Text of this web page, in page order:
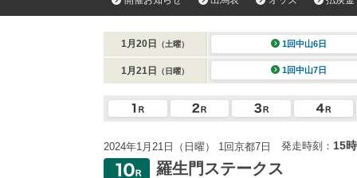
1月20日 （土曜） 1回中山6日
1月21日 （日曜） 1回中山7日
2024年1月21日（日曜） 1回京都7日 発走時刻： 15
羅生門ステークス